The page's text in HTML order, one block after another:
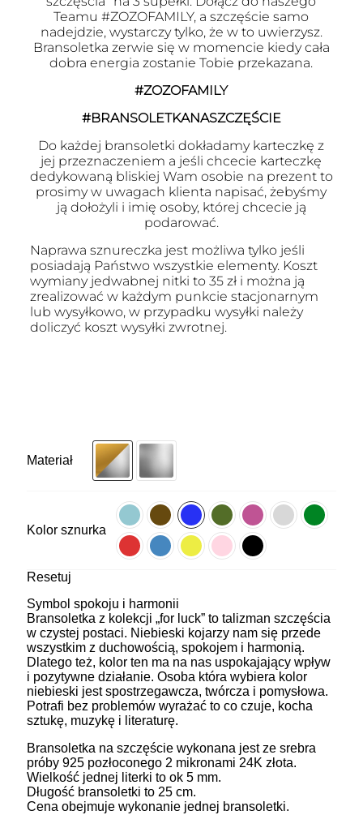
Teamu #ZOZOFAMILY, a szczęście samo
nadejdzie, wystarczy tylko, że w to uwierzysz.
Bransoletka zerwie się w momencie kiedy cała
dobra energia zostanie Tobie przekazana.
#ZOZOFAMILY
#BRANSOLETKANASZCZĘŚCIE
Do każdej bransoletki dokładamy karteczkę z
jej przeznaczeniem a jeśli chcecie karteczkę
dedykowaną bliskiej Wam osobie na prezent to
prosimy w uwagach klienta napisać, żebyśmy
ją dołożyli i imię osoby, której chcecie ją
podarować.
Naprawa sznureczka jest możliwa tylko jeśli
posiadają Państwo wszystkie elementy. Koszt
wymiany jedwabnej nitki to 35 zł i można ją
zrealizować w każdym punkcie stacjonarnym
lub wysyłkowo, w przypadku wysyłki należy
doliczyć koszt wysyłki zwrotnej.
Materiał
Kolor sznurka
Resetuj
Symbol spokoju i harmonii
Bransoletka z kolekcji „for luck” to talizman szczęścia
w czystej postaci. Niebieski kojarzy nam się przede
wszystkim z duchowością, spokojem i harmonią.
Dlatego też, kolor ten ma na nas uspokajający wpływ
i pozytywne działanie. Osoba która wybiera kolor
niebieski jest spostrzegawcza, twórcza i pomysłowa.
Potrafi bez problemów wyrażać to co czuje, kocha
sztukę, muzykę i literaturę.
Bransoletka na szczęście wykonana jest ze srebra
próby 925 pozłoconego 2 mikronami 24K złota.
Wielkość jednej literki to ok 5 mm.
Długość bransoletki to 25 cm.
Cena obejmuje wykonanie jednej bransoletki.